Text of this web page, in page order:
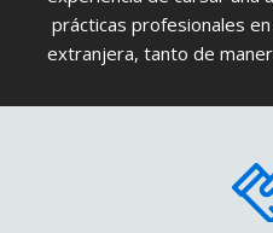
prácticas profesionales
extranjera, tanto de